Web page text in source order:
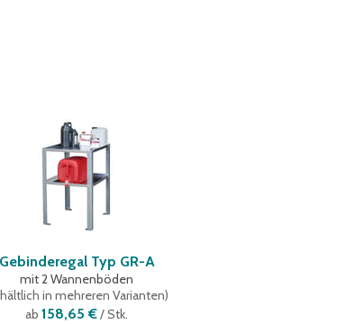
Typ GR-A
mit 2 Wannenböden
in mehreren Varianten)
ab158,65 €/ Stk.